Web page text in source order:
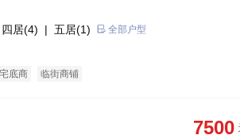
居(4) | 五居(1) 全部户型
底商 临街商铺
7500